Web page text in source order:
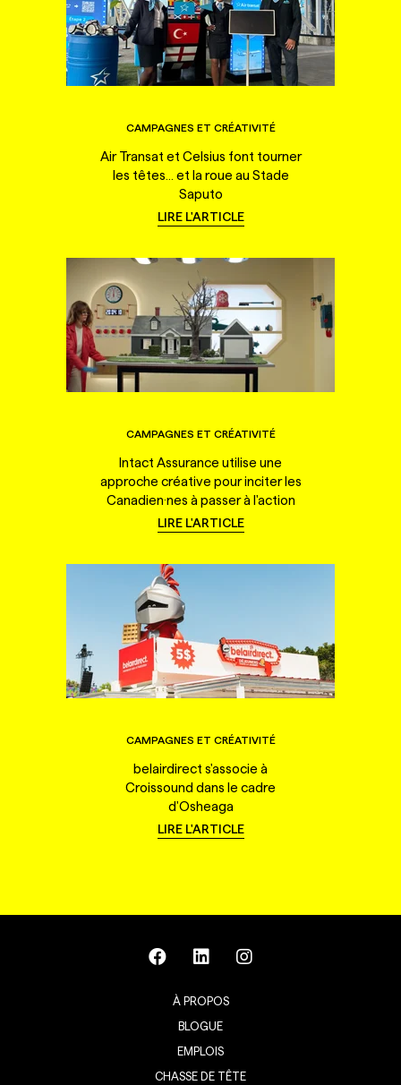
CAMPAGNES ET CRÉATIVITÉ
Air Transat et Celsius font tourner
les têtes... et la roue au Stade
Saputo
LIRE L'ARTICLE
CAMPAGNES ET CRÉATIVITÉ
Intact Assurance utilise une
approche créative pour inciter les
Canadien·nes à passer à l'action
LIRE L'ARTICLE
CAMPAGNES ET CRÉATIVITÉ
belairdirect s'associe à
Croissound dans le cadre
d'Osheaga
LIRE L'ARTICLE
À PROPOS
BLOGUE
EMPLOIS
CHASSE DE TÊTE